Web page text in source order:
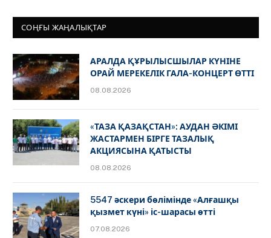
СОҢҒЫ ЖАҢАЛЫҚТАР
АРАЛДА ҚҰРЫЛЫСШЫЛАР КҮНІНЕ
ОРАЙ МЕРЕКЕЛІК ГАЛА-КОНЦЕРТ ӨТТІ
08.08.2026
«ТАЗА ҚАЗАҚСТАН»: АУДАН ӘКІМІ
ЖАСТАРМЕН БІРГЕ ТАЗАЛЫҚ
АКЦИЯСЫНА ҚАТЫСТЫ
08.08.2026
5547 әскери бөлімінде «Алғашқы
қызмет күні» іс-шарасы өтті
07.08.2026